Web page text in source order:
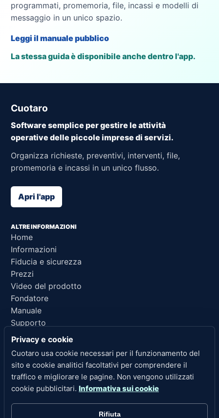
programmati, promemoria, file, incassi e modelli di
messaggio in un unico spazio.
Leggi il manuale pubblico
La stessa guida è disponibile anche dentro l'app.
Cuotaro
Software semplice per gestire le attività
operative delle piccole imprese di servizi.
Organizza richieste, preventivi, interventi, file,
promemoria e incassi in un unico flusso.
Apri l'app
ALTRE INFORMAZIONI
Home
Informazioni
Fiducia e sicurezza
Prezzi
Video del prodotto
Fondatore
Manuale
Supporto
Riferimento per IA
LINK LEGALI
Privacy
Termini di servizio
Politica di rimborso
Note legali
Privacy e cookie
Cuotaro usa cookie necessari per il funzionamento del
sito e cookie analitici facoltativi per comprendere il
traffico e migliorare le pagine. Non vengono utilizzati
cookie pubblicitari. Informativa sui cookie
Rifiuta